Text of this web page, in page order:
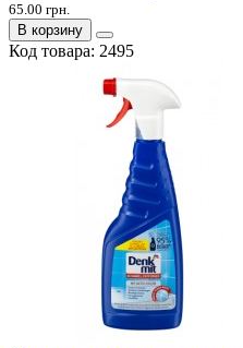
65.00 грн.
В корзину
Код товара: 2495